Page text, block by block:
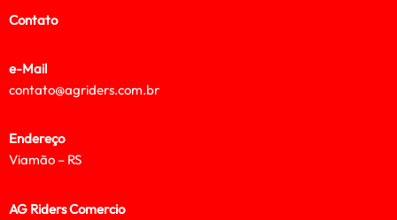
Contato
e-Mail
contato@agriders.com.br
Endereço
Viamão – RS
AG Riders Comercio